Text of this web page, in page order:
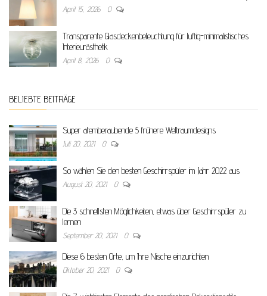
April 15, 2026 0
Transparente Glasdeckenbeleuchtung für luftig-minimalistisches
Interieurästhetik
April 8, 2026 0
BELIEBTE BEITRÄGE
Super atemberaubende 5 frühere Weltraumdesigns
Juli 20, 2021 0
So wählen Sie den besten Geschirrspüler im Jahr 2022 aus
August 20, 2021 0
Die 3 schnellsten Möglichkeiten, etwas über Geschirrspüler zu
lernen
September 20, 2021 0
Diese 6 besten Orte, um Ihre Nische einzurichten
Oktober 20, 2021 0